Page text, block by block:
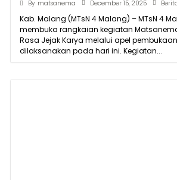
By matsanema December 15, 2025
Kab. Malang (MTsN 4 Malang) – MTsN 4
membuka rangkaian kegiatan
Rasa Jejak Karya melalui apel
dilaksanakan pada hari ini. Kegiatan...